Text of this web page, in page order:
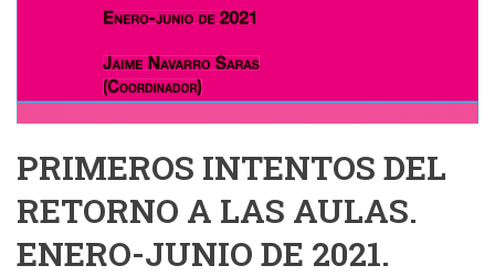
PRIMEROS INTENTOS DEL
RETORNO A LAS AULAS.
ENERO-JUNIO DE 2021.